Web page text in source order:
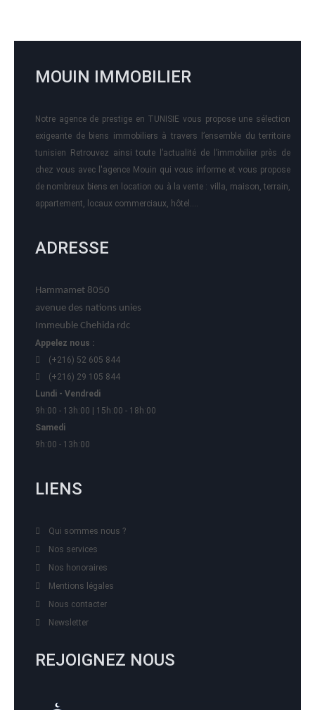
MOUIN IMMOBILIER
Notre agence de prestige en TUNISIE vous propose une sélection
exigeante de biens immobiliers à travers l’ensemble du territoire
tunisien Retrouvez ainsi toute l’actualité de l’immobilier près de
chez vous avec l'agence Mouin qui vous informe et vous propose
de nombreux biens en location ou à la vente : villa, maison, terrain,
appartement, locaux commerciaux, hôtel….
ADRESSE
Hammamet 8050
avenue des nations unies
Immeuble Chehida rdc
Appelez nous :
(+216) 52 605 844
(+216) 29 105 844
Lundi - Vendredi
9h:00 - 13h:00 | 15h:00 - 18h:00
Samedi
9h:00 - 13h:00
LIENS
Qui sommes nous ?
Nos services
Nos honoraires
Mentions légales
Nous contacter
Newsletter
REJOIGNEZ NOUS